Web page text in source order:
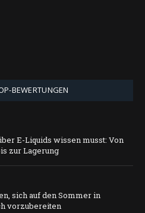
BEWERTUNGEN
E-Liquids wissen musst: Von
zur Lagerung
sich auf den Sommer in
vorzubereiten